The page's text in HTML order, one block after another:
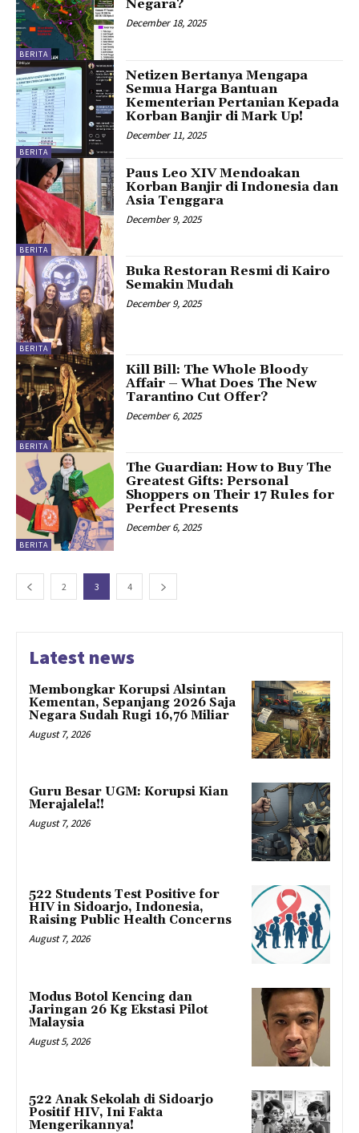
BERITA
Negara?
December 18, 2025
BERITA
Netizen Bertanya Mengapa
Semua Harga Bantuan
Kementerian Pertanian Kepada
Korban Banjir di Mark Up!
December 11, 2025
BERITA
Paus Leo XIV Mendoakan
Korban Banjir di Indonesia dan
Asia Tenggara
December 9, 2025
BERITA
Buka Restoran Resmi di Kairo
Semakin Mudah
December 9, 2025
BERITA
Kill Bill: The Whole Bloody
Affair – What Does The New
Tarantino Cut Offer?
December 6, 2025
BERITA
The Guardian: How to Buy The
Greatest Gifts: Personal
Shoppers on Their 17 Rules for
Perfect Presents
December 6, 2025
2 3 4
Latest news
Membongkar Korupsi Alsintan
Kementan, Sepanjang 2026 Saja
Negara Sudah Rugi 16,76 Miliar
August 7, 2026
Guru Besar UGM: Korupsi Kian
Merajalela!!
August 7, 2026
522 Students Test Positive for
HIV in Sidoarjo, Indonesia,
Raising Public Health Concerns
August 7, 2026
Modus Botol Kencing dan
Jaringan 26 Kg Ekstasi Pilot
Malaysia
August 5, 2026
522 Anak Sekolah di Sidoarjo
Positif HIV, Ini Fakta
Mengerikannya!